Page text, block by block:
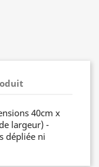
40cm x
largeur) -
dépliée ni